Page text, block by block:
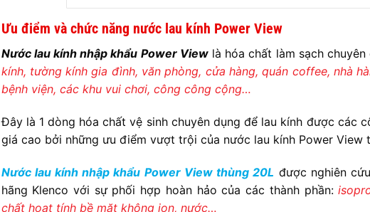
Ưu điểm và chức năng nước lau kính Power View
Nước lau kính nhập khẩu Power View là hóa chất làm sạch
kính, tường kính gia đình, văn phòng, cửa hàng, quán coffee, nhà
bệnh viện, các khu vui chơi, công công cộng…
Đây là 1 dòng hóa chất vệ sinh chuyên dụng để lau kính được các
giá cao bởi những ưu điểm vượt trội của nước lau kính Power View
Nước lau kính nhập khẩu Power View thùng 20L được nghiên
hãng Klenco với sự phối hợp hoàn hảo của các thành phần:
chất hoạt tính bề mặt không ion, nước…